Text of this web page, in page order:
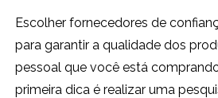
Escolher fornecedores de
para garantir a qualidade dos
pessoal que você está
primeira dica é realizar uma